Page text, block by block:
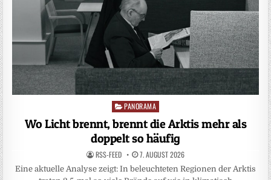
Posted
in
PANORAMA
Wo Licht brennt, brennt die Arktis mehr als
doppelt so häufig
RSS-FEED 7. AUGUST 2026
Eine aktuelle Analyse zeigt: In beleuchteten Regionen der Arktis